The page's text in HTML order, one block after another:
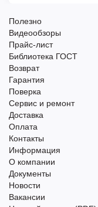
Полезно
Видеообзоры
Прайс-лист
Библиотека ГОСТ
Возврат
Гарантия
Поверка
Сервис и ремонт
Доставка
Оплата
Контакты
Информация
О компании
Документы
Новости
Вакансии